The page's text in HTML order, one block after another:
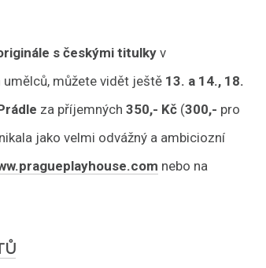
s českými titulky v
můžete vidět ještě 13. a 14., 18.
za příjemných350,- Kč (300,- pro
jako velmi odvážný a ambiciozní
nebo na